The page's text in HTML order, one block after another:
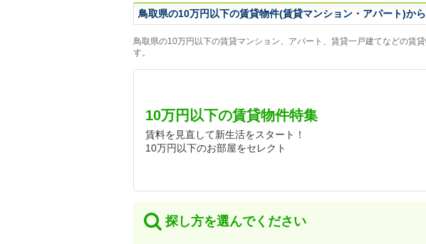
鳥取県の10万円以下の賃貸物件(賃貸マンション・アパート)か
鳥取県の10万円以下の賃貸マンション、アパート、賃貸一戸建てなどの賃
す。
10万円以下の賃貸物件特集
賃料を見直して新生活をスタート！
10万円以下のお部屋をセレクト
探し方を選んでください